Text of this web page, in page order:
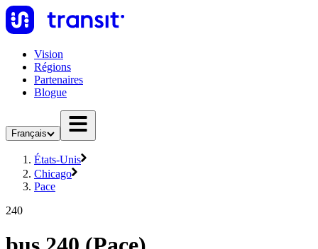
Vision
Régions
Partenaires
Blogue
Français
États-Unis
Chicago
Pace
240